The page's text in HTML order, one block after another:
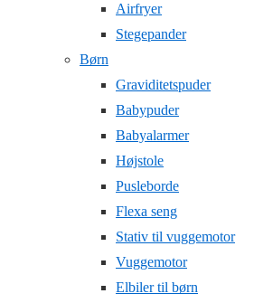
Airfryer
Stegepander
Børn
Graviditetspuder
Babypuder
Babyalarmer
Højstole
Pusleborde
Flexa seng
Stativ til vuggemotor
Vuggemotor
Elbiler til børn